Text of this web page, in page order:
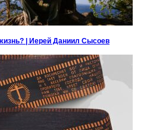
| Иерей Даниил Сысоев